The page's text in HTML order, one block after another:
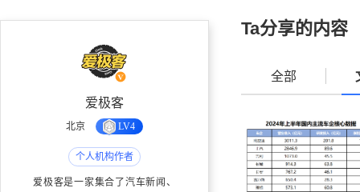
爱极客
北京 LV4
个人机构作者
爱极客是一家集合了汽车新闻、
Ta分享的内容
全部